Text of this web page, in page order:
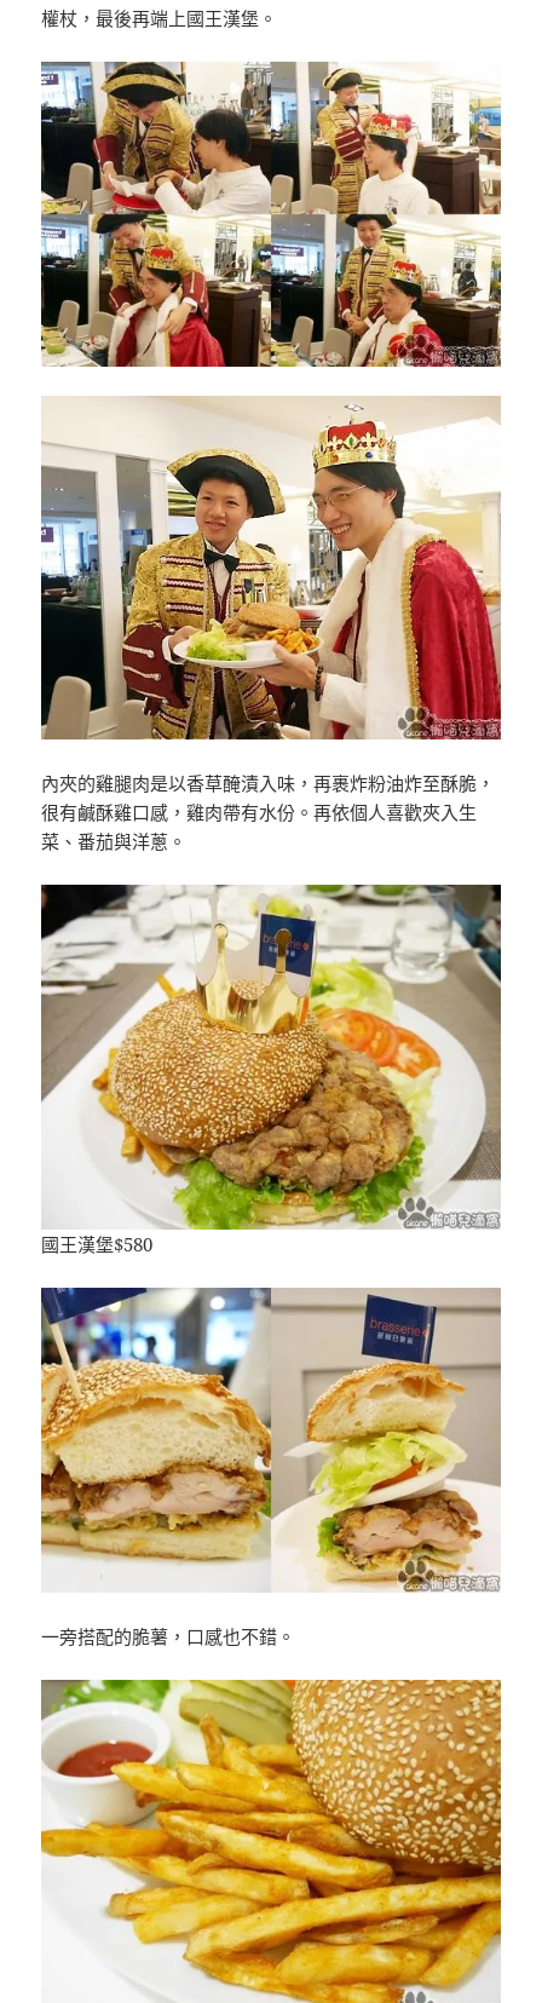
權杖，最後再端上國王漢堡。
內夾的雞腿肉是以香草醃漬入味，再裹炸粉油炸至酥脆，
很有鹹酥雞口感，雞肉帶有水份。再依個人喜歡夾入生
菜、番茄與洋蔥。
國王漢堡$580
一旁搭配的脆薯，口感也不錯。